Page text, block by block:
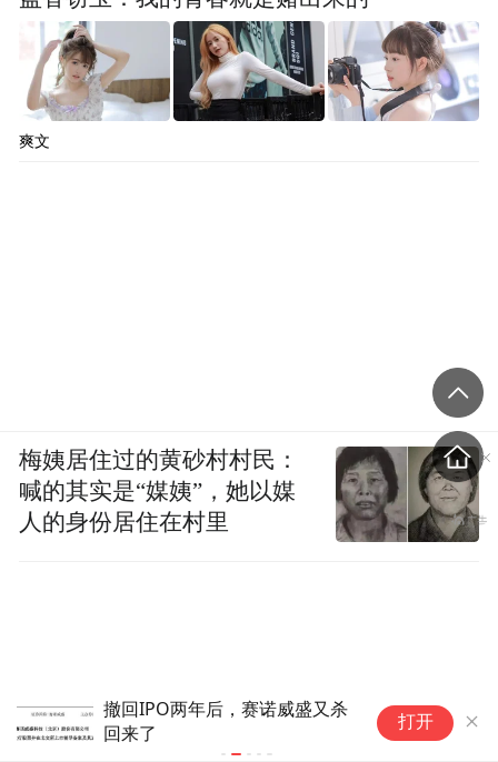
具身智能、高端成像仪器等一批
国产硬科技亮相“创·在上海”路演
打开
爽文
梅姨居住过的黄砂村村民：
喊的其实是“媒姨”，她以媒
人的身份居住在村里